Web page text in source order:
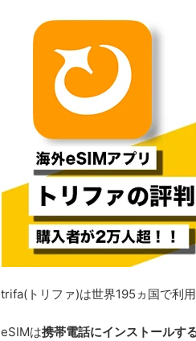
trifa(トリファ)は世界195ヵ国で利
eSIMは携帯電話にインストールす